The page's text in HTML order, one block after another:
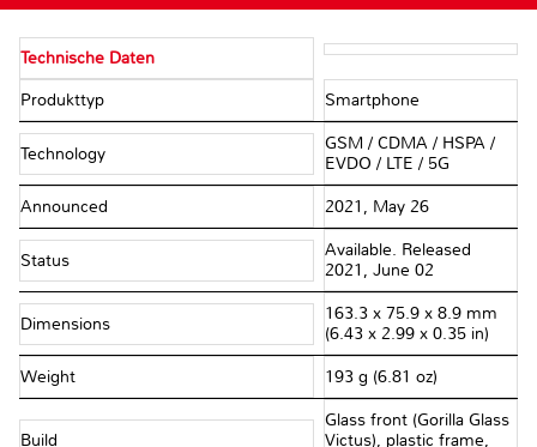
Technische Daten
Produkttyp Smartphone
Technology
GSM / CDMA / HSPA /
EVDO / LTE / 5G
Announced 2021, May 26
Status
Available. Released
2021, June 02
Dimensions
163.3 x 75.9 x 8.9 mm
(6.43 x 2.99 x 0.35 in)
Weight 193 g (6.81 oz)
Build
Glass front (Gorilla Glass
Victus), plastic frame,